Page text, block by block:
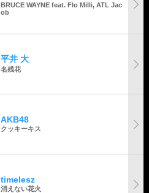
BRUCE WAYNE feat. Flo Milli, ATL Jac
ob
平井 大
名残花
AKB48
クッキーキス
timelesz
消えない花火